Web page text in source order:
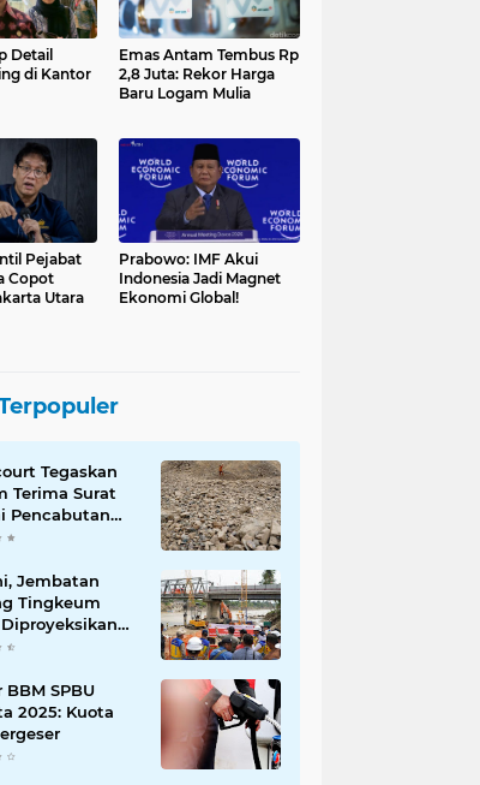
Detail
di Kantor
Emas Antam Tembus Rp
2,8 Juta: Rekor Harga
Baru Logam Mulia
Pejabat
Copot
Utara
Prabowo: IMF Akui
Indonesia Jadi Magnet
Ekonomi Global!
Tegaskan
Terima Surat
Pencabutan
Emas
Jembatan
Tingkeum
BBM SPBU
2025: Kuota